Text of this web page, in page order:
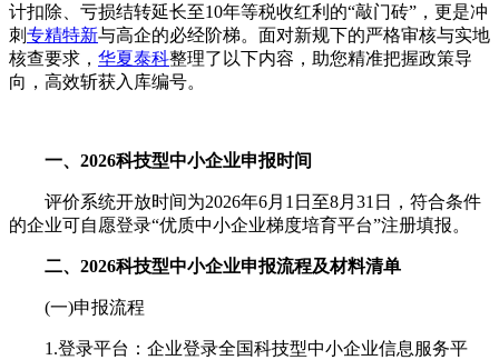
计扣除、亏损结转延长至10年等税收红利的“敲门砖”，更是冲
刺专精特新与高企的必经阶梯。面对新规下的严格审核与实地
核查要求， 华夏泰科整理了以下内容，助您精准把握政策导
向，高效斩获入库编号。
一、2026科技型中小企业申报时间
评价系统开放时间为2026年6月1日至8月31日，符合条件
的企业可自愿登录“优质中小企业梯度培育平台”注册填报。
二、2026科技型中小企业申报流程及材料清单
(一)申报流程
1.登录平台：企业登录全国科技型中小企业信息服务平